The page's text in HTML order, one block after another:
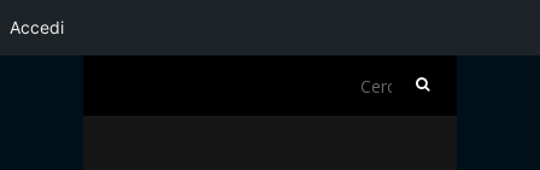
Accedi
Ricerca